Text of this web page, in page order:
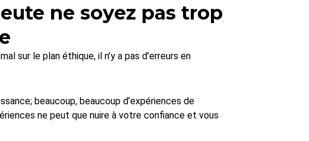
ne soyez pas trop
sur le plan éthique, il n’y a pas d’erreurs en
beaucoup, beaucoup d’expériences de
ne peut que nuire à votre confiance et vous